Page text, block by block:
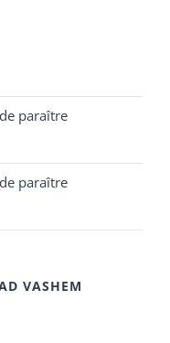
paraître
paraître
VASHEM